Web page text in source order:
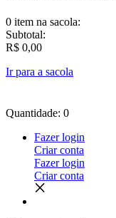
0 item na sacola:
Subtotal:
R$ 0,00
Ir para a sacola
Quantidade: 0
Fazer login
Criar conta
Fazer login
Criar conta